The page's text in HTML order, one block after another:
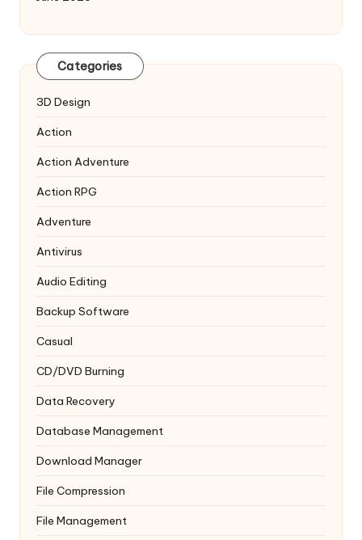
Categories
3D Design
Action
Action Adventure
Action RPG
Adventure
Antivirus
Audio Editing
Backup Software
Casual
CD/DVD Burning
Data Recovery
Database Management
Download Manager
File Compression
File Management